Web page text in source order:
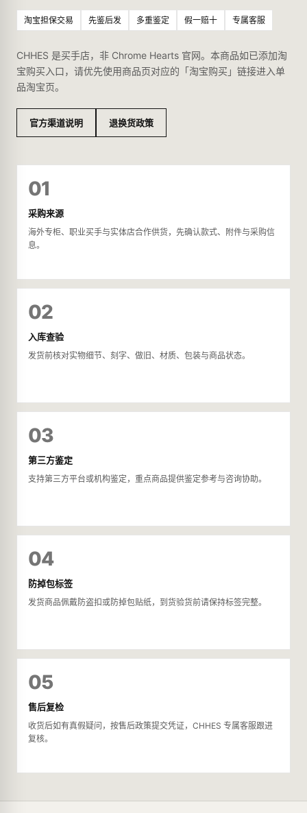
淘宝担保交易 先鉴后发 多重鉴定 假一赔十 专属客服
CHHES 是买手店，非 Chrome Hearts 官网。本商品如已添加淘
宝购买入口，请优先使用商品页对应的「淘宝购买」链接进入单
品淘宝页。
官方渠道说明 退换货政策
01
采购来源
海外专柜、职业买手与实体店合作供货，先确认款式、附件与采购信
息。
02
入库查验
发货前核对实物细节、刻字、做旧、材质、包装与商品状态。
03
第三方鉴定
支持第三方平台或机构鉴定，重点商品提供鉴定参考与咨询协助。
04
防掉包标签
发货商品佩戴防盗扣或防掉包贴纸，到货验货前请保持标签完整。
05
售后复检
收货后如有真假疑问，按售后政策提交凭证，CHHES 专属客服跟进
复核。